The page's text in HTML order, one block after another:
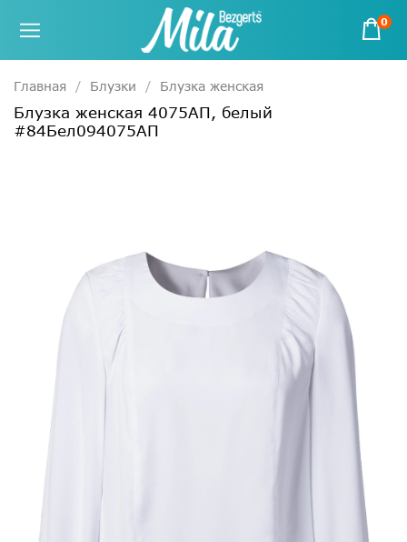
0
Главная Блузки Блузка женская
Блузка женская 4075АП, белый
#84Бел094075АП